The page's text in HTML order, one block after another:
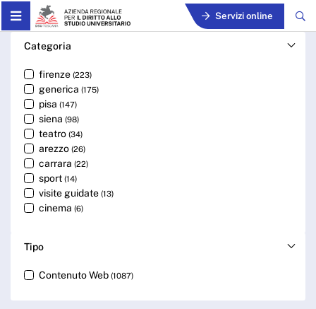
Skip to Main Content Servizi online
Cerca - ARDSU
Categoria
firenze (223)
generica (175)
pisa (147)
siena (98)
teatro (34)
arezzo (26)
carrara (22)
sport (14)
visite guidate (13)
cinema (6)
Tipo
Contenuto Web (1087)